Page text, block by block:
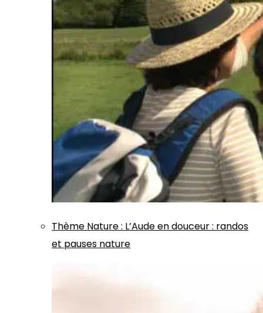
Thème Nature: L’Aude en douceur : randos
et pauses nature